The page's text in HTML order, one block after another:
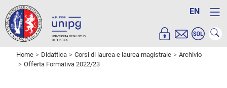
EN
Home Didattica Corsi di laurea e laurea magistrale
Archivio
Offerta Formativa 2022/23